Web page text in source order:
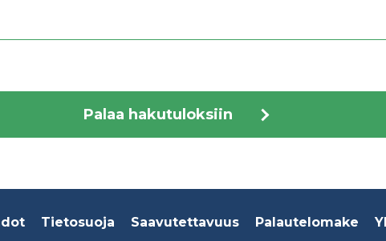
Palaa hakutuloksiin
Tietosuoja Saavutettavuus Palautelomake